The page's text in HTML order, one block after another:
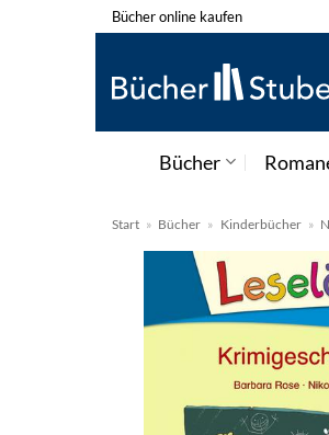
Zum
springen
Bücher online kaufen
Bücher
Start » Bücher » Kinderbücher »